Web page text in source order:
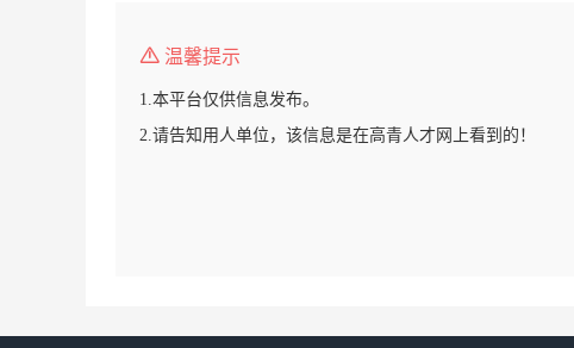
温馨提示
1.本平台仅供信息发布。
2.请告知用人单位，该信息是在高青人才网上看到的！